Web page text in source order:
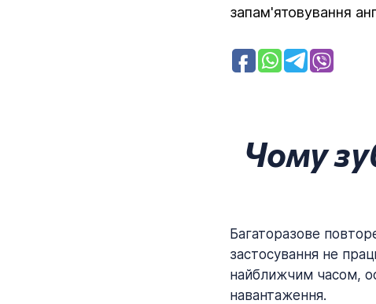
запам'ятовування
Чому
Багаторазове
застосування не
найближчим часом,
навантаження.